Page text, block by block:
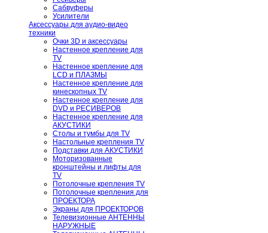
Сабвуферы
Усилители
Аксессуары для аудио-видео
техники
Очки 3D и аксессуары
Настенное крепление для
TV
Настенное крепление для
LCD и ПЛАЗМЫ
Настенное крепление для
кинескопных TV
Настенное крепление для
DVD и РЕСИВЕРОВ
Настенное крепление для
АКУСТИКИ
Столы и тумбы для TV
Настольные крепления TV
Подставки для АКУСТИКИ
Моторизованные
кронштейны и лифты для
TV
Потолочные крепления TV
Потолочные крепления для
ПРОЕКТОРА
Экраны для ПРОЕКТОРОВ
Телевизионные АНТЕННЫ
НАРУЖНЫЕ